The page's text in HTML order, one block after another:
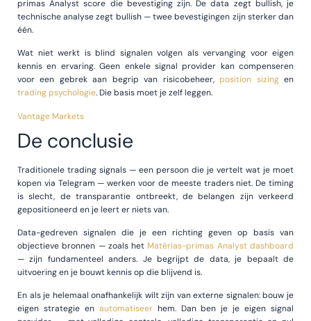
primas Analyst score die bevestiging zijn. De data zegt bullish, je
technische analyse zegt bullish — twee bevestigingen zijn sterker dan
één.
Wat niet werkt is blind signalen volgen als vervanging voor eigen
kennis en ervaring. Geen enkele signal provider kan compenseren
voor een gebrek aan begrip van risicobeheer,position sizingen
trading psychologie. Die basis moet je zelf leggen.
Vantage Markets
De conclusie
Traditionele trading signals — een persoon die je vertelt wat je moet
kopen via Telegram — werken voor de meeste traders niet. De timing
is slecht, de transparantie ontbreekt, de belangen zijn verkeerd
gepositioneerd en je leert er niets van.
Data-gedreven signalen die je een richting geven op basis van
objectieve bronnen — zoals het Matérias-primas Analyst dashboard
— zijn fundamenteel anders. Je begrijpt de data, je bepaalt de
uitvoering en je bouwt kennis op die blijvend is.
En als je helemaal onafhankelijk wilt zijn van externe signalen: bouw je
eigen strategie en automatiseerhem. Dan ben je je eigen signal